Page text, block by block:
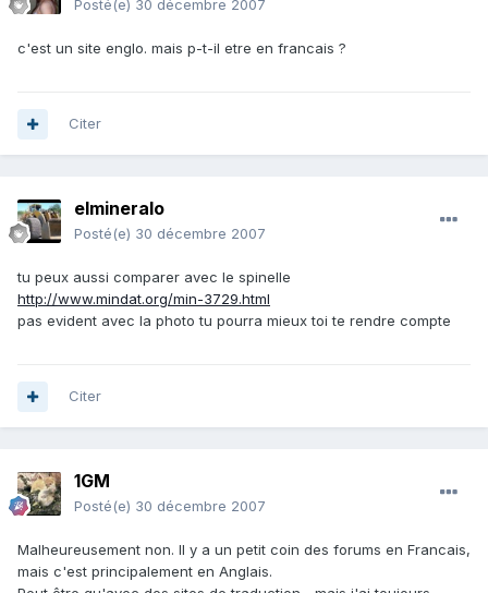
Posté(e) 30 décembre 2007
c'est un site englo. mais p-t-il etre en francais ?
Citer
elmineralo
Posté(e) 30 décembre 2007
tu peux aussi comparer avec le spinelle
http://www.mindat.org/min-3729.html
pas evident avec la photo tu pourra mieux toi te rendre compte
Citer
1GM
Posté(e) 30 décembre 2007
Malheureusement non. Il y a un petit coin des forums en Francais,
mais c'est principalement en Anglais.